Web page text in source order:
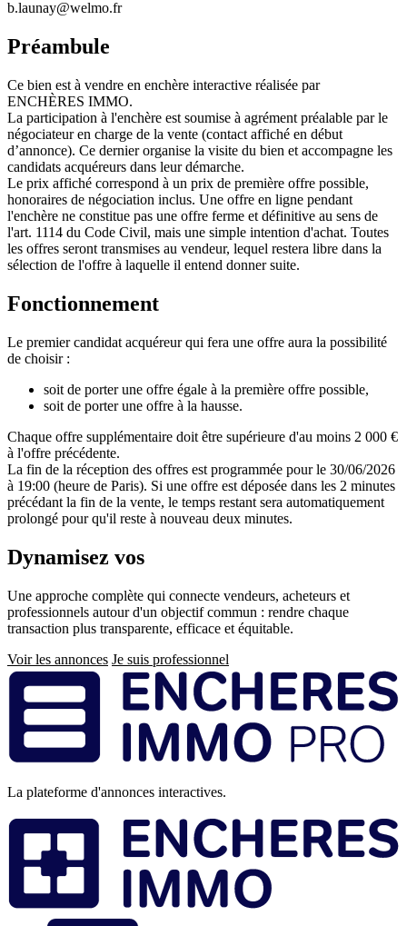
b.launay@welmo.fr
Préambule
Ce bien est à vendre en enchère interactive réalisée par
ENCHÈRES IMMO.
La participation à l'enchère est soumise à agrément préalable par le
négociateur en charge de la vente (contact affiché en début
d’annonce). Ce dernier organise la visite du bien et accompagne les
candidats acquéreurs dans leur démarche.
Le prix affiché correspond à un prix de première offre possible,
honoraires de négociation inclus. Une offre en ligne pendant
l'enchère ne constitue pas une offre ferme et définitive au sens de
l'art. 1114 du Code Civil, mais une simple intention d'achat. Toutes
les offres seront transmises au vendeur, lequel restera libre dans la
sélection de l'offre à laquelle il entend donner suite.
Fonctionnement
Le premier candidat acquéreur qui fera une offre aura la possibilité
de choisir :
soit de porter une offre égale à la première offre possible,
soit de porter une offre à la hausse.
Chaque offre supplémentaire doit être supérieure d'au moins 2 000 €
à l'offre précédente.
La fin de la réception des offres est programmée pour le 30/06/2026
à 19:00 (heure de Paris). Si une offre est déposée dans les 2 minutes
précédant la fin de la vente, le temps restant sera automatiquement
prolongé pour qu'il reste à nouveau deux minutes.
Dynamisez vos
Une approche complète qui connecte vendeurs, acheteurs et
professionnels autour d'un objectif commun : rendre chaque
transaction plus transparente, efficace et équitable.
Voir les annonces Je suis professionnel
Pied
de
page
La plateforme d'annonces interactives.